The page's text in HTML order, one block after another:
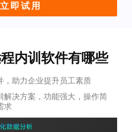
立即试用
内训软件有哪些
，助力企业提升员工素质
解决方案，功能强大，操作简
求